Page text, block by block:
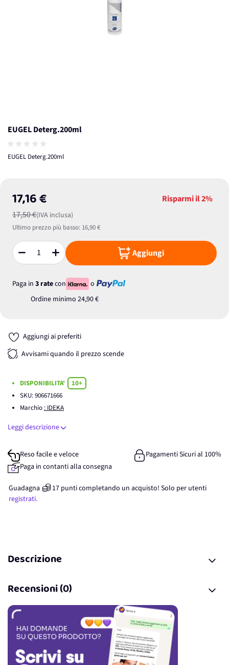
EUGEL Deterg.200ml
EUGEL Deterg.200ml
17,16 €
17,50 €(IVA inclusa)
Risparmi il2%
Ultimo prezzo più basso: 16,90 €
Quantità Aggiungi
Paga in 3 ratecon
o
Ordine minimo 24,90 €
Aggiungi ai preferiti
Avvisami quando il prezzo scende
DISPONIBILITA'
10+
SKU:906671666
Marchio : IDEKA
Leggi descrizione
Reso facile e veloce
Pagamenti Sicuri al 100%
Paga in contanti alla consegna
Guadagna 17 punticompletando un acquisto! Solo per utenti
registrati.
Descrizione
Recensioni (0)